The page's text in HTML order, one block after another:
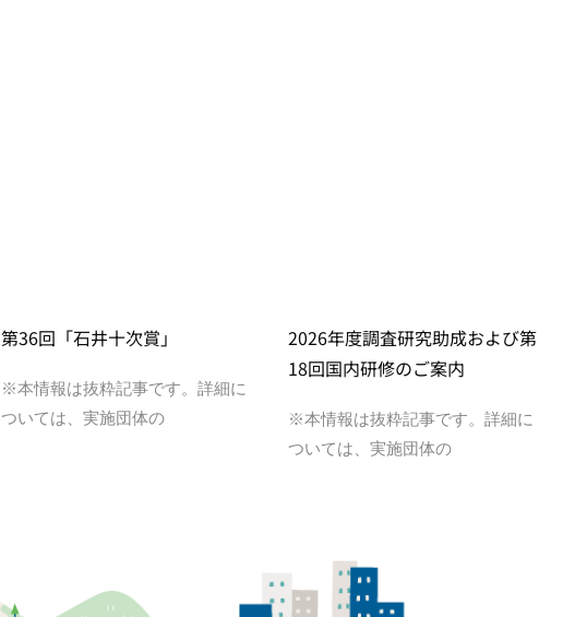
第36回「石井十次賞」
※本情報は抜粋記事です。詳細に
ついては、実施団体の
2026年度調査研究助成および第
18回国内研修のご案内
※本情報は抜粋記事です。詳細に
ついては、実施団体の